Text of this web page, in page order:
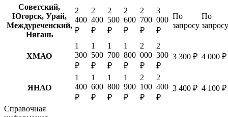
Советский,
Югорск, Урай,
Междуреченский,
Нягань
2
400
₽
2
400
₽
2
500
₽
2
600
₽
2
700
₽
3
000
₽
По
запросу
По
запросу
ХМАО
1
300
₽
1
500
₽
1
700
₽
1
800
₽
2
000
₽
2
300
₽
3 300 ₽ 4 000 ₽
ЯНАО
1
400
₽
1
600
₽
1
800
₽
1
900
₽
2
100
₽
2
400
₽
3 400 ₽ 4 100 ₽
Справочная